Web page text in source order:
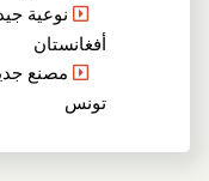
نوعية
أفغانستان
مصنع
تونس